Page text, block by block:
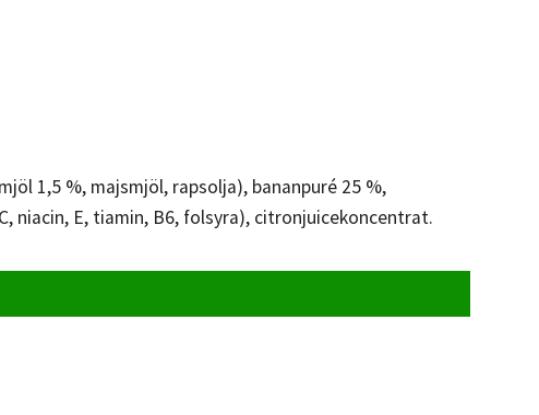
1,5 %, majsmjöl, rapsolja), bananpuré 25 %,
niacin, E, tiamin, B6, folsyra), citronjuicekoncentrat.